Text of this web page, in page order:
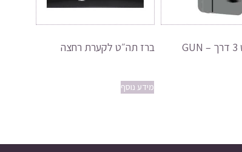
ברז תה״ט 3 דרך – GUN
ברז תה״ט לקערת רחצה
מידע נוסף